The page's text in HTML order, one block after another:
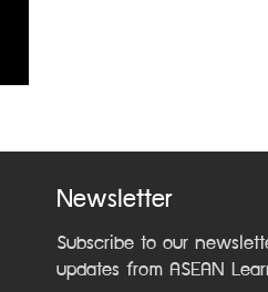
Newsletter
Subscribe to our
updates from ASEAN